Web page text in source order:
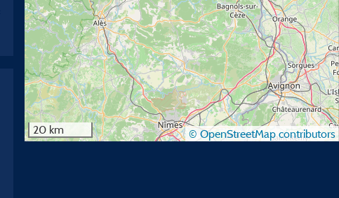
20 km © OpenStreetMap contributors